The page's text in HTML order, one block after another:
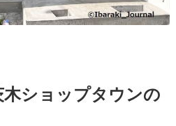
ショップタウンの